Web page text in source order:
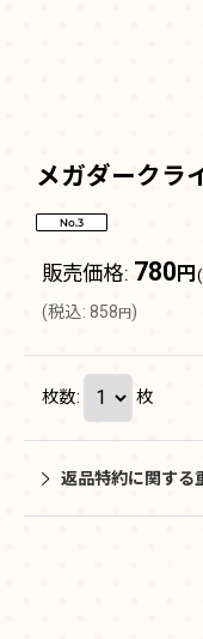
メガダークラ
販売価格: 780 円
(税込: 858円)
枚数: 枚
返品特約に関する